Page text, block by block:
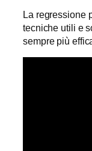
La regressione
tecniche utili e
sempre più